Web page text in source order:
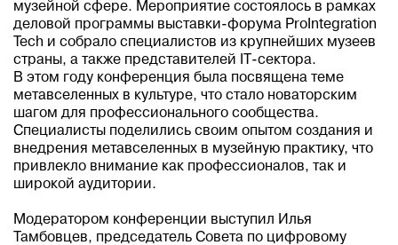
музейной сфере. Мероприятие состоялось в рамках
деловой программы выставки-форума ProIntegration
Tech и собрало специалистов из крупнейших музеев
страны, а также представителей IT-сектора.
В этом году конференция была посвящена теме
метавселенных в культуре, что стало новаторским
шагом для профессионального сообщества.
Специалисты поделились своим опытом создания и
внедрения метавселенных в музейную практику, что
привлекло внимание как профессионалов, так и
широкой аудитории.
Модератором конференции выступил Илья
Тамбовцев, председатель Совета по цифровому